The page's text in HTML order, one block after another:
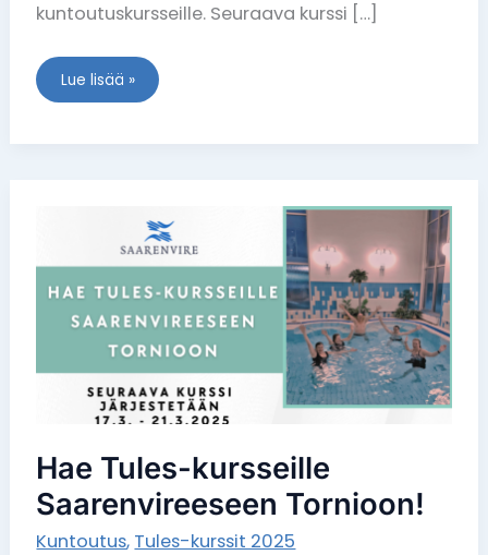
kuntoutuskursseille. Seuraava kurssi […]
Lue lisää »
Hae Tules-kursseille
Saarenvireeseen Tornioon!
Kuntoutus, Tules-kurssit 2025
kursseille
Saarenvireeseen
Tornioon!